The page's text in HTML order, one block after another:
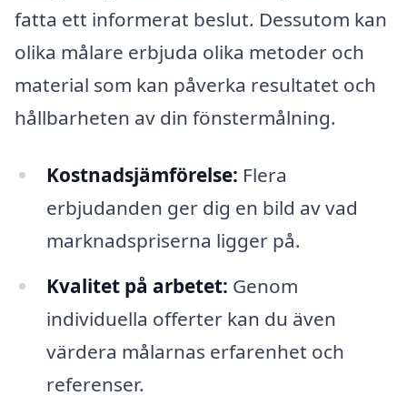
fatta ett informerat beslut. Dessutom kan
olika målare erbjuda olika metoder och
material som kan påverka resultatet och
hållbarheten av din fönstermålning.
Kostnadsjämförelse: Flera
erbjudanden ger dig en bild av vad
marknadspriserna ligger på.
Kvalitet på arbetet: Genom
individuella offerter kan du även
värdera målarnas erfarenhet och
referenser.